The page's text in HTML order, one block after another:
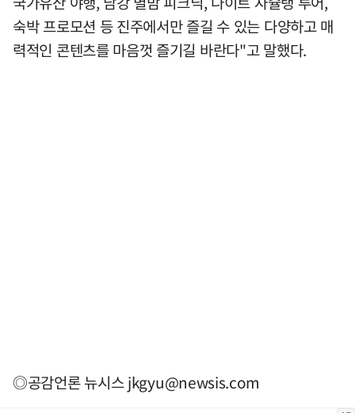
숙박 프로모션 등 진주에서만 즐길 수 있는 다양하고 매
력적인 콘텐츠를 마음껏 즐기길 바란다"고 말했다.
◎공감언론 뉴시스jkgyu@newsis.com